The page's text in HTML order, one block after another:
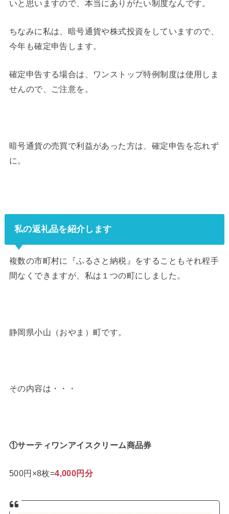
いと思いますので、本当にありがたい制度なんです。
ちなみに私は、暗号通貨や株式投資をしていますので、
今年も確定申告します。
確定申告する場合は、ワンストップ特例制度は使用しま
せんので、ご注意を。
暗号通貨の売買で利益があった方は、確定申告を忘れず
に。
私の返礼品を紹介します
複数の市町村に『ふるさと納税』をすることもそれ程手
間なくできますが、私は１つの町にしました。
静岡県小山（おやま）町です。
その内容は・・・
①サーティワンアイスクリーム商品券
500円×8枚=4,000円分